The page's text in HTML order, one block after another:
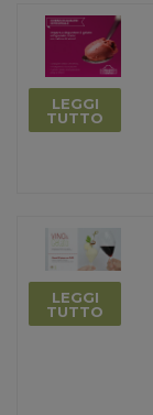
LEGGI
TUTTO
LEGGI
TUTTO